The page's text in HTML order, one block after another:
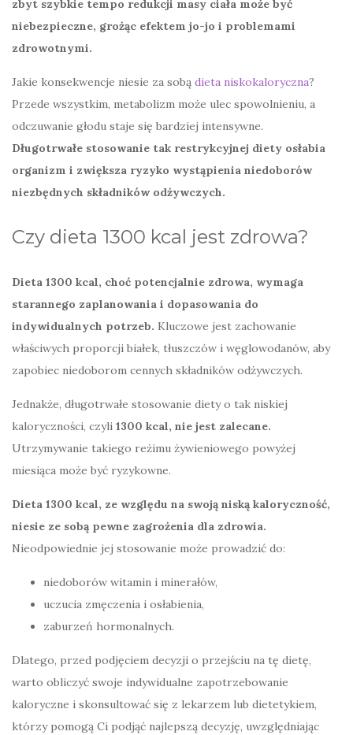
zbyt szybkie tempo redukcji masy ciała może być
niebezpieczne, grożąc efektem jo-jo i problemami
zdrowotnymi.
Jakie konsekwencje niesie za sobą dieta niskokaloryczna?
Przede wszystkim, metabolizm może ulec spowolnieniu, a
odczuwanie głodu staje się bardziej intensywne.
Długotrwałe stosowanie tak restrykcyjnej diety osłabia
organizm i zwiększa ryzyko wystąpienia niedoborów
niezbędnych składników odżywczych.
Czy dieta 1300 kcal jest zdrowa?
Dieta 1300 kcal, choć potencjalnie zdrowa, wymaga
starannego zaplanowania i dopasowania do
indywidualnych potrzeb. Kluczowe jest zachowanie
właściwych proporcji białek, tłuszczów i węglowodanów, aby
zapobiec niedoborom cennych składników odżywczych.
Jednakże, długotrwałe stosowanie diety o tak niskiej
kaloryczności, czyli 1300 kcal, nie jest zalecane.
Utrzymywanie takiego reżimu żywieniowego powyżej
miesiąca może być ryzykowne.
Dieta 1300 kcal, ze względu na swoją niską kaloryczność,
niesie ze sobą pewne zagrożenia dla zdrowia.
Nieodpowiednie jej stosowanie może prowadzić do:
niedoborów witamin i minerałów,
uczucia zmęczenia i osłabienia,
zaburzeń hormonalnych.
Dlatego, przed podjęciem decyzji o przejściu na tę dietę,
warto obliczyć swoje indywidualne zapotrzebowanie
kaloryczne i skonsultować się z lekarzem lub dietetykiem,
którzy pomogą Ci podjąć najlepszą decyzję, uwzględniając